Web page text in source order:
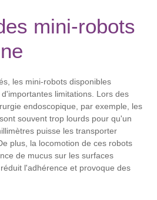
mini-robots
les mini-robots disponibles
limitations. Lors des
endoscopique, par exemple, les
souvent trop lourds pour qu'un
puisse les transporter
plus, la locomotion de ces robots
de mucus sur les surfaces
l'adhérence et provoque des